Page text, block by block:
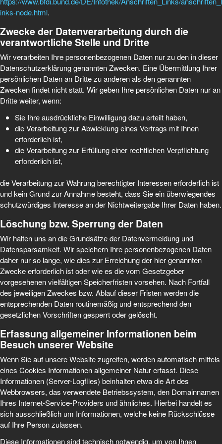
inks-node.html.
Zwecke der Datenverarbeitung durch die
verantwortliche Stelle und Dritte
Wir verarbeiten Ihre personenbezogenen Daten nur zu den in dieser
Datenschutzerklärung genannten Zwecken. Eine Übermittlung Ihrer
persönlichen Daten an Dritte zu anderen als den genannten
Zwecken findet nicht statt. Wir geben Ihre persönlichen Daten nur an
Dritte weiter, wenn:
Sie Ihre ausdrückliche Einwilligung dazu erteilt haben,
die Verarbeitung zur Abwicklung eines Vertrags mit Ihnen
erforderlich ist,
die Verarbeitung zur Erfüllung einer rechtlichen Verpflichtung
erforderlich ist,
die Verarbeitung zur Wahrung berechtigter Interessen erforderlich ist
und kein Grund zur Annahme besteht, dass Sie ein überwiegendes
schutzwürdiges Interesse an der Nichtweitergabe Ihrer Daten haben.
Löschung bzw. Sperrung der Daten
Wir halten uns an die Grundsätze der Datenvermeidung und
Datensparsamkeit. Wir speichern Ihre personenbezogenen Daten
daher nur so lange, wie dies zur Erreichung der hier genannten
Zwecke erforderlich ist oder wie es die vom Gesetzgeber
vorgesehenen vielfältigen Speicherfristen vorsehen. Nach Fortfall
des jeweiligen Zweckes bzw. Ablauf dieser Fristen werden die
entsprechenden Daten routinemäßig und entsprechend den
gesetzlichen Vorschriften gesperrt oder gelöscht.
Erfassung allgemeiner Informationen beim
Besuch unserer Website
Wenn Sie auf unsere Website zugreifen, werden automatisch mittels
eines Cookies Informationen allgemeiner Natur erfasst. Diese
Informationen (Server-Logfiles) beinhalten etwa die Art des
Webbrowsers, das verwendete Betriebssystem, den Domainnamen
Ihres Internet-Service-Providers und ähnliches. Hierbei handelt es
sich ausschließlich um Informationen, welche keine Rückschlüsse
auf Ihre Person zulassen.
Diese Informationen sind technisch notwendig, um von Ihnen